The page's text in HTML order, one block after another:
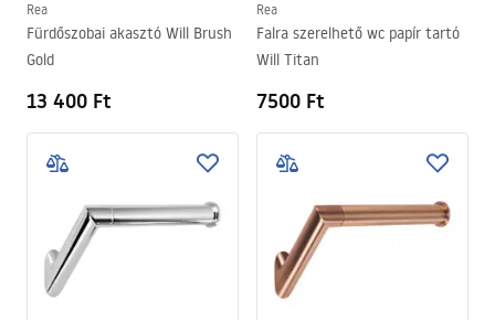
Rea
Fürdőszobai akasztó Will Brush
Gold
13 400 Ft
Rea
Falra szerelhető wc papír tartó
Will Titan
7500 Ft